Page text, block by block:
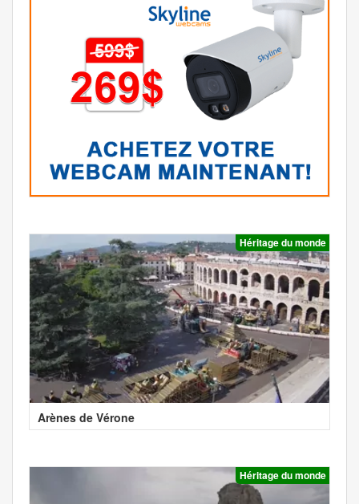
Héritage du monde
Arènes de Vérone
Héritage du monde